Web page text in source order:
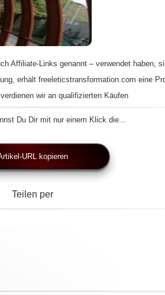
Affiliate-Links genannt – verwendet haben,
erhält freeleticstransformation.com eine
wir an qualifizierten Käufen
Du Dir mit nur einem Klick die...
URL kopieren
Teilen per